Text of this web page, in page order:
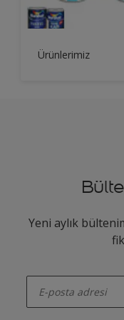
Ürünlerimiz
Yeni aylık